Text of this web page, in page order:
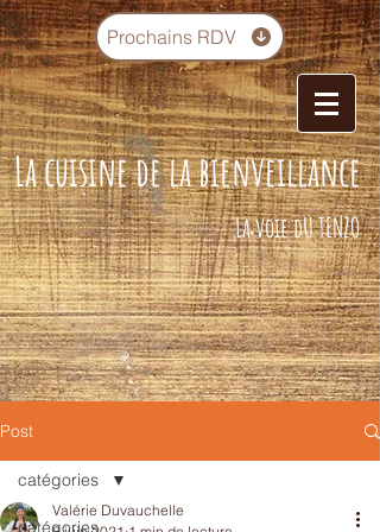
Prochains RDV
La cuisine de la bienveillance
La voie dU TENZO
Post
catégories
catégories
Valérie Duvauchelle